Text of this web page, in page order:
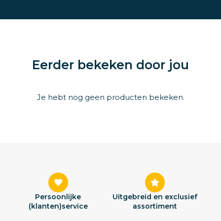
Eerder bekeken door jou
Je hebt nog geen producten bekeken.
Persoonlijke
(klanten)service
Uitgebreid en exclusief
assortiment